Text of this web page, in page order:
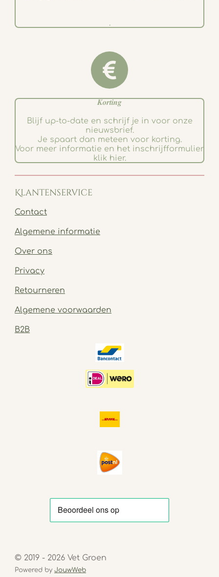
.
𝑲𝒐𝒓𝒕𝒊𝒏𝒈
Blijf up-to-date en schrijf je in voor onze
nieuwsbrief.
Je spaart dan meteen voor korting.
Voor meer informatie en het inschrijfformulier
klik hier.
Klantenservice
Contact
Algemene informatie
Over ons
Privacy
Retourneren
Algemene voorwaarden
B2B
© 2019 - 2026 Vet Groen
Powered by JouwWeb